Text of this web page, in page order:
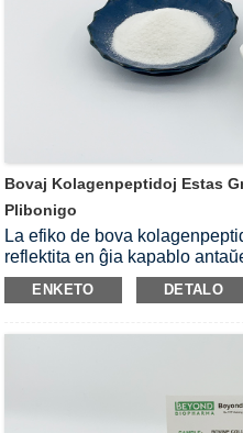
Bovaj Kolagenpeptidoj Estas
Plibonigo
La efiko de bova
reflektita en ĝia kapablo
kaj ripari.Ĝi kapablas pliigi la
muskolaj ĉeloj, provizante la
la riparan procezon post
kuntiriĝan forton kaj
ENKETO DETALO